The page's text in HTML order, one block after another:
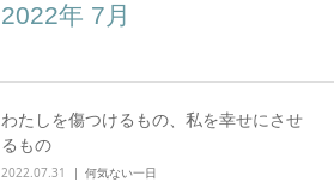
2022年 7月
わたしを傷つけるもの、私を幸せにさせ
るもの
2022.07.31 何気ない一日